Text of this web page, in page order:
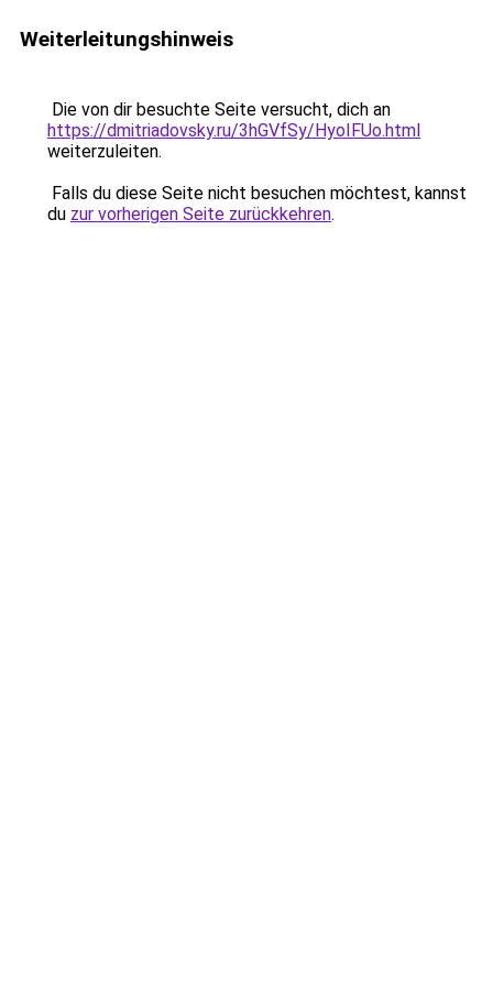
Weiterleitungshinweis
Die von dir besuchte Seite versucht, dich an
https://dmitriadovsky.ru/3hGVfSy/HyoIFUo.html
weiterzuleiten.
Falls du diese Seite nicht besuchen möchtest, kannst
du zur vorherigen Seite zurückkehren.